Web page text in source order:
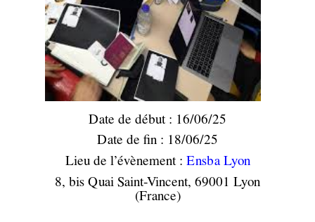
Date de début : 16/06/25
Date de fin : 18/06/25
Lieu de l’évènement : Ensba Lyon
8, bis Quai Saint-Vincent, 69001 Lyon
(France)